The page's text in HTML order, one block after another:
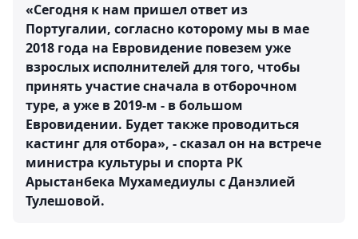
«Сегодня к нам пришел ответ из
Португалии, согласно которому мы в мае
2018 года на Евровидение повезем уже
взрослых исполнителей для того, чтобы
принять участие сначала в отборочном
туре, а уже в 2019-м - в большом
Евровидении. Будет также проводиться
кастинг для отбора», - сказал он на встрече
министра культуры и спорта РК
Арыстанбека Мухамедиулы с Данэлией
Тулешовой.